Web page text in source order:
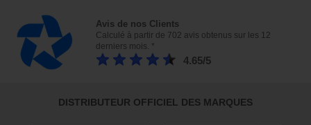
Avis de nos Clients
Calculé à partir de 702 avis obtenus sur les 12
derniers mois. *
4.65/5
DISTRIBUTEUR OFFICIEL DES MARQUES